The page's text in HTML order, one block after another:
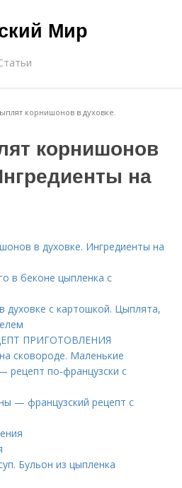
Мир
корнишонов в духовке.
корнишонов
на
в духовке. Ингредиенты на
в беконе цыпленка с
с картошкой. Цыплята,
ПРИГОТОВЛЕНИЯ
сковороде. Маленькие
рецепт по-французски с
— французский рецепт с
Бульон из цыпленка